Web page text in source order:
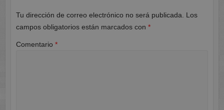
Tu dirección de correo electrónico no será publicada.
Los
campos obligatorios están marcados con *
Comentario *